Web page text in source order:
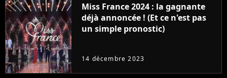
Miss France 2024 : la gagnante
déjà annoncée ! (Et ce n'est pas
un simple pronostic)
14 décembre 2023